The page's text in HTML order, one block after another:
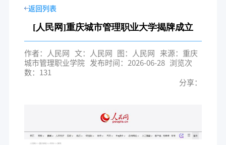
返回列表
[人民网]重庆城市管理职业大学揭牌成立
作者：人民网 文：人民网 图：人民网 来源：重庆
城市管理职业学院 发布时间：2026-06-28 浏览次
数： 131
分享：